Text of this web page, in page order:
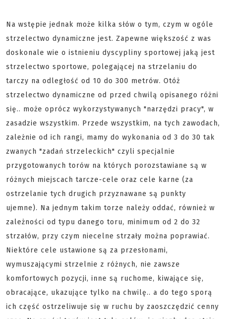
Na wstępie jednak może kilka słów o tym, czym w ogóle
strzelectwo dynamiczne jest. Zapewne większość z was
doskonale wie o istnieniu dyscypliny sportowej jaką jest
strzelectwo sportowe, polegającej na strzelaniu do
tarczy na odległość od 10 do 300 metrów. Otóż
strzelectwo dynamiczne od przed chwilą opisanego różni
się.. może oprócz wykorzystywanych "narzędzi pracy", w
zasadzie wszystkim. Przede wszystkim, na tych zawodach,
zależnie od ich rangi, mamy do wykonania od 3 do 30 tak
zwanych "zadań strzeleckich" czyli specjalnie
przygotowanych torów na których porozstawiane są w
różnych miejscach tarcze-cele oraz cele karne (za
ostrzelanie tych drugich przyznawane są punkty
ujemne). Na jednym takim torze należy oddać, również w
zależności od typu danego toru, minimum od 2 do 32
strzałów, przy czym niecelne strzały można poprawiać.
Niektóre cele ustawione są za przesłonami,
wymuszającymi strzelnie z różnych, nie zawsze
komfortowych pozycji, inne są ruchome, kiwające się,
obracające, ukazujące tylko na chwilę.. a do tego sporą
ich część ostrzeliwuje się w ruchu by zaoszczędzić cenny